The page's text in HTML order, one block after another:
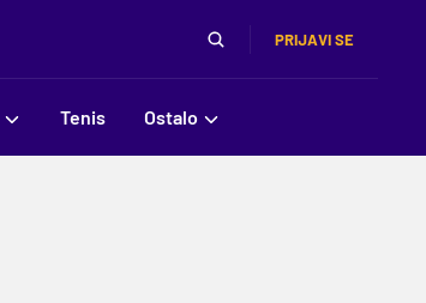
PRIJAVI SE
Tenis Ostalo